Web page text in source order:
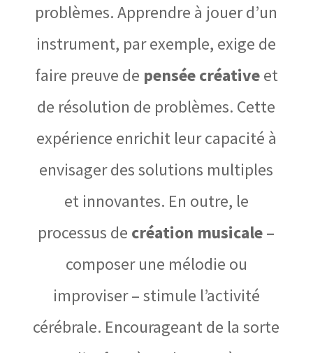
problèmes. Apprendre à jouer d’un
instrument, par exemple, exige de
faire preuve de pensée créativeet
de résolution de problèmes. Cette
expérience enrichit leur capacité à
envisager des solutions multiples
et innovantes. En outre, le
processus de création musicale–
composer une mélodie ou
improviser – stimule l’activité
cérébrale. Encourageant de la sorte